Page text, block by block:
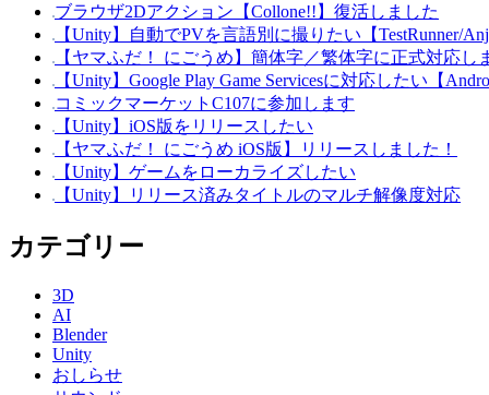
ブラウザ2Dアクション【Collone!!】復活しました
【Unity】自動でPVを言語別に撮りたい【TestRunner/
【ヤマふだ！ にごうめ】簡体字／繁体字に正式対応し
【Unity】Google Play Game Servicesに対応したい【
コミックマーケットC107に参加します
【Unity】iOS版をリリースしたい
【ヤマふだ！ にごうめ iOS版】リリースしました！
【Unity】ゲームをローカライズしたい
【Unity】リリース済みタイトルのマルチ解像度対応
カテゴリー
3D
AI
Blender
Unity
おしらせ